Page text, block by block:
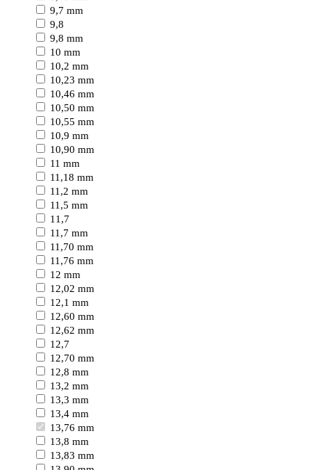
9,7 mm
9,8
9,8 mm
10 mm
10,2 mm
10,23 mm
10,46 mm
10,50 mm
10,55 mm
10,9 mm
10,90 mm
11 mm
11,18 mm
11,2 mm
11,5 mm
11,7
11,7 mm
11,70 mm
11,76 mm
12 mm
12,02 mm
12,1 mm
12,60 mm
12,62 mm
12,7
12,70 mm
12,8 mm
13,2 mm
13,3 mm
13,4 mm
13,76 mm
13,8 mm
13,83 mm